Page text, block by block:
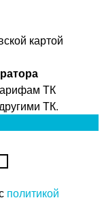
картой
ТК
ТК.
политикой